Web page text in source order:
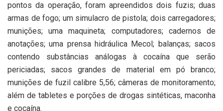
pontos da operação, foram apreendidos dois fuzis; duas
armas de fogo; um simulacro de pistola; dois carregadores;
munições; uma maquineta; computadores; cadernos de
anotações; uma prensa hidráulica Mecol; balanças; sacos
contendo substâncias análogas à cocaína que serão
periciadas; sacos grandes de material em pó branco;
munições de fuzil calibre 5,56; câmeras de monitoramento;
além de tabletes e porções de drogas sintéticas, maconha
e cocaína.